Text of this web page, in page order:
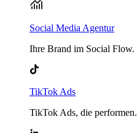
Social Media Agentur
Ihre Brand im Social Flow.
TikTok Ads
TikTok Ads, die performen.